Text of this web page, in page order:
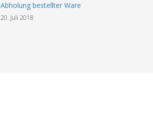
Abholung bestellter Ware
20. Juli 2018